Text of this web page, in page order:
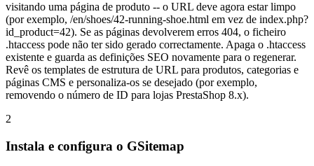
visitando uma página de produto -- o URL deve agora estar limpo
(por exemplo, /en/shoes/42-running-shoe.html em vez de index.php?
id_product=42). Se as páginas devolverem erros 404, o ficheiro
.htaccess pode não ter sido gerado correctamente. Apaga o .htaccess
existente e guarda as definições SEO novamente para o regenerar.
Revê os templates de estrutura de URL para produtos, categorias e
páginas CMS e personaliza-os se desejado (por exemplo,
removendo o número de ID para lojas PrestaShop 8.x).
2
Instala e configura o GSitemap